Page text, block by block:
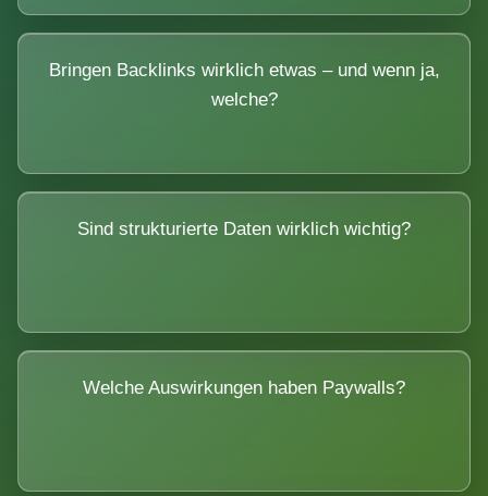
Bringen Backlinks wirklich etwas – und wenn ja,
welche?
Sind strukturierte Daten wirklich wichtig?
Welche Auswirkungen haben Paywalls?